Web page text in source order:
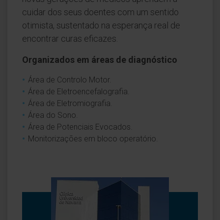
cuidar dos seus doentes com um sentido
otimista, sustentado na esperança real de
encontrar curas eficazes.
Organizados em áreas de diagnóstico
Área de Controlo Motor.
Área de Eletroencefalografia.
Área de Eletromiografia.
Área do Sono.
Área de Potenciais Evocados.
Monitorizações em bloco operatório.